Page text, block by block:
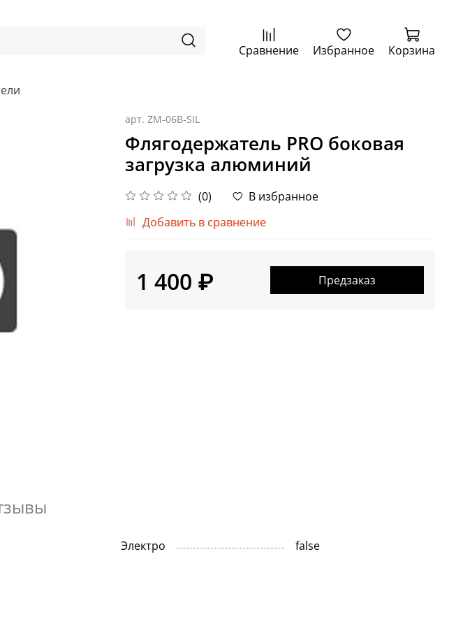
Сравнение Избранное Корзина
арт. ZM-06B-SIL
Флягодержатель PRO боковая
загрузка алюминий
(0)
В избранное
Добавить в сравнение
1 400 ₽ Предзаказ
Электро
false